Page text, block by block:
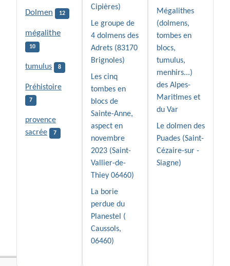
Dolmen 12
mégalithe
10
tumulus 8
Préhistoire
7
provence
sacrée
7
Cipières)
Le groupe de
4 dolmens des
Adrets (83170
Brignoles)
Les cinq
tombes en
blocs de
Sainte-Anne,
aspect en
novembre
2023 (Saint-
Vallier-de-
Thiey 06460)
La borie
perdue du
Planestel (
Caussols,
06460)
Mégalithes
(dolmens,
tombes en
blocs,
tumulus,
menhirs...)
des Alpes-
Maritimes et
du Var
Le dolmen des
Puades (Saint-
Cézaire-sur -
Siagne)